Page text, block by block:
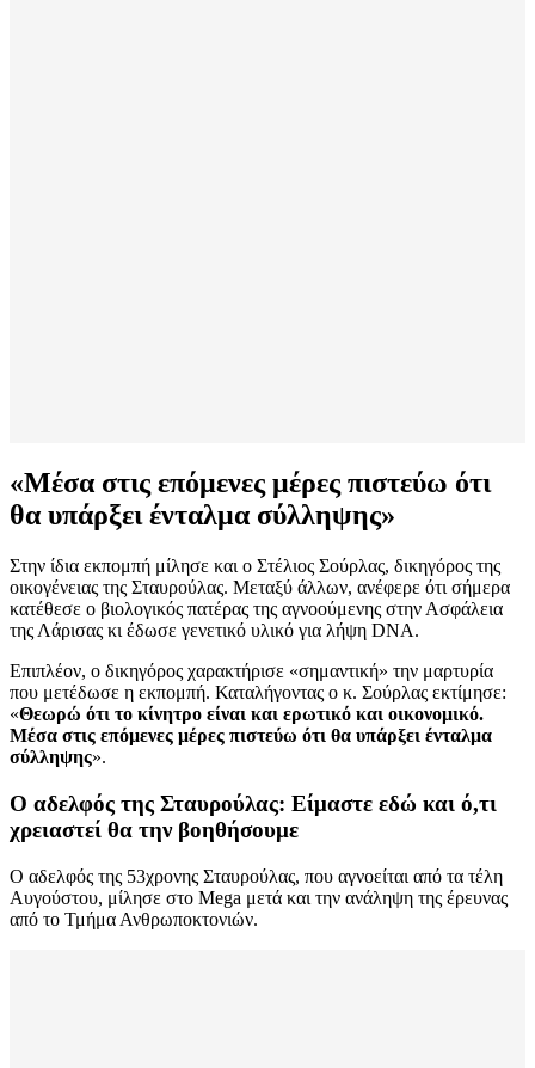
«Μέσα στις επόμενες μέρες πιστεύω ότι
θα υπάρξει ένταλμα σύλληψης»
Στην ίδια εκπομπή μίλησε και ο Στέλιος Σούρλας, δικηγόρος της
οικογένειας της Σταυρούλας. Μεταξύ άλλων, ανέφερε ότι σήμερα
κατέθεσε ο βιολογικός πατέρας της αγνοούμενης στην Ασφάλεια
της Λάρισας κι έδωσε γενετικό υλικό για λήψη DNA.
Επιπλέον, ο δικηγόρος χαρακτήρισε «σημαντική» την μαρτυρία
που μετέδωσε η εκπομπή. Καταλήγοντας ο κ. Σούρλας εκτίμησε:
«Θεωρώ ότι το κίνητρο είναι και ερωτικό και οικονομικό.
Μέσα στις επόμενες μέρες πιστεύω ότι θα υπάρξει ένταλμα
σύλληψης».
Ο αδελφός της Σταυρούλας: Είμαστε εδώ και ό,τι
χρειαστεί θα την βοηθήσουμε
Ο αδελφός της 53χρονης Σταυρούλας, που αγνοείται από τα τέλη
Αυγούστου, μίλησε στο Mega μετά και την ανάληψη της έρευνας
από το Τμήμα Ανθρωποκτονιών.